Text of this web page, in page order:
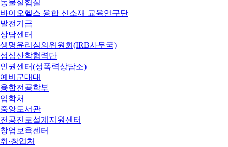
동물실험실
바이오헬스 융합 신소재 교육연구단
발전기금
상담센터
생명윤리심의위원회(IRB사무국)
성심산학협력단
인권센터(성폭력상담소)
예비군대대
융합전공학부
입학처
중앙도서관
전공진로설계지원센터
창업보육센터
취·창업처